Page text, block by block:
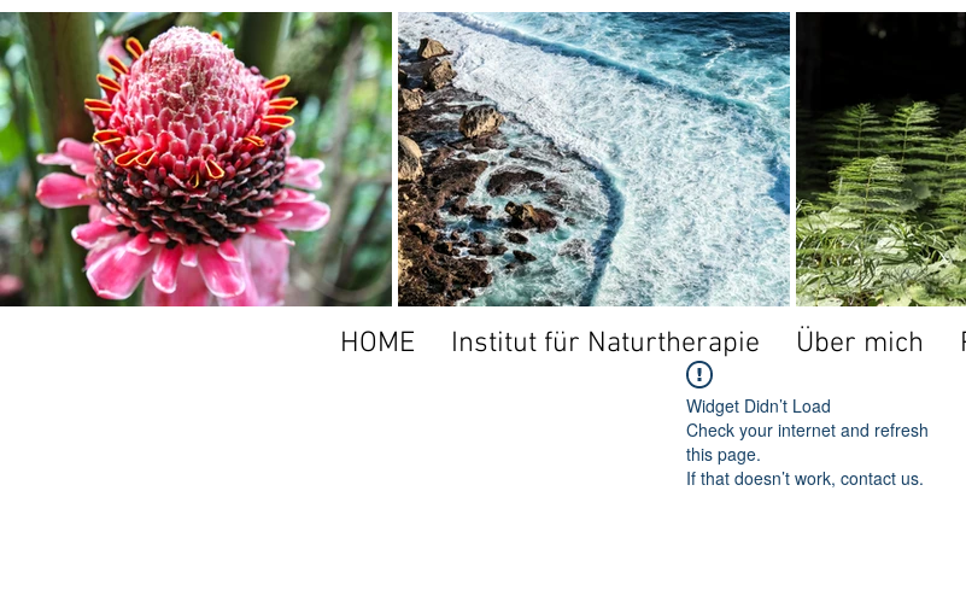
HOME Institut für Naturtherapie Über mich
Widget Didn’t Load
Check your internet and refresh
this page.
If that doesn’t work, contact us.